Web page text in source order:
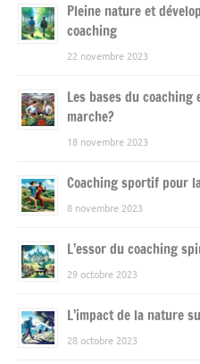
Pleine nature et
coaching
22 novembre 2023
Les bases du
marche?
18 novembre 2023
Coaching sportif pour
8 novembre 2023
L’essor du coaching
29 octobre 2023
L’impact de la nature
28 octobre 2023